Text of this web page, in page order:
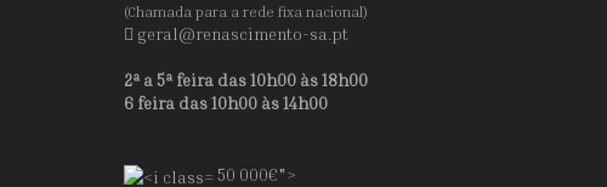
(Chamada para a rede fixa nacional)
geral@renascimento-sa.pt
2ª a 5ª feira das 10h00 às 18h00
6 feira das 10h00 às 14h00
50 000€">